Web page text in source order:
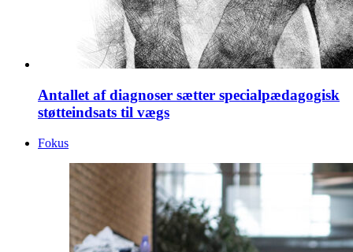
Antallet af diagnoser sætter specialpædagogisk
støtteindsats til vægs
Fokus